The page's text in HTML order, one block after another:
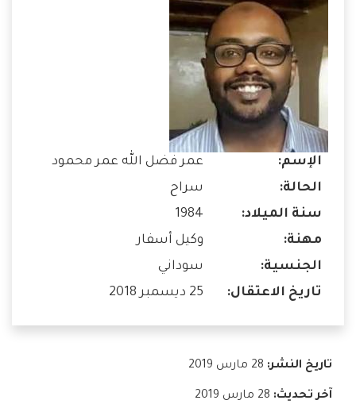
الإسم:
عمر فضل الله عمر محمود
الحالة:
سراح
سنة الميلاد:
1984
مهنة:
وكيل أسفار
الجنسية:
سوداني
تاريخ الاعتقال:
25 ديسمبر 2018
تاريخ النشر:
آخر تحديث: